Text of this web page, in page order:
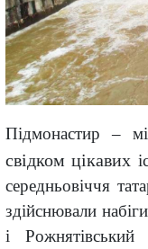
Підмонастир –
свідком цікавих
середньовіччя
здійснювали
іРожнятівський